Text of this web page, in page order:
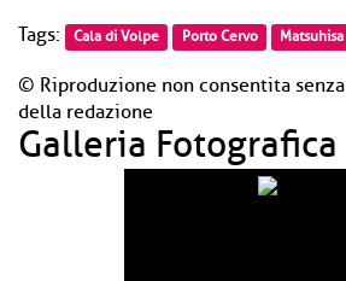
Tags: Cala di Volpe Porto Cervo
© Riproduzione non consentita
della redazione
Galleria Fotografica